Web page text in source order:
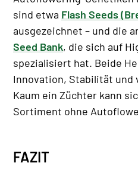
sind etwa Flash Seeds
ausgezeichnet – und die
Seed Bank, die sich auf
spezialisiert hat. Beide
Innovation, Stabilität und
Kaum ein Züchter kann
Sortiment ohne
FAZIT